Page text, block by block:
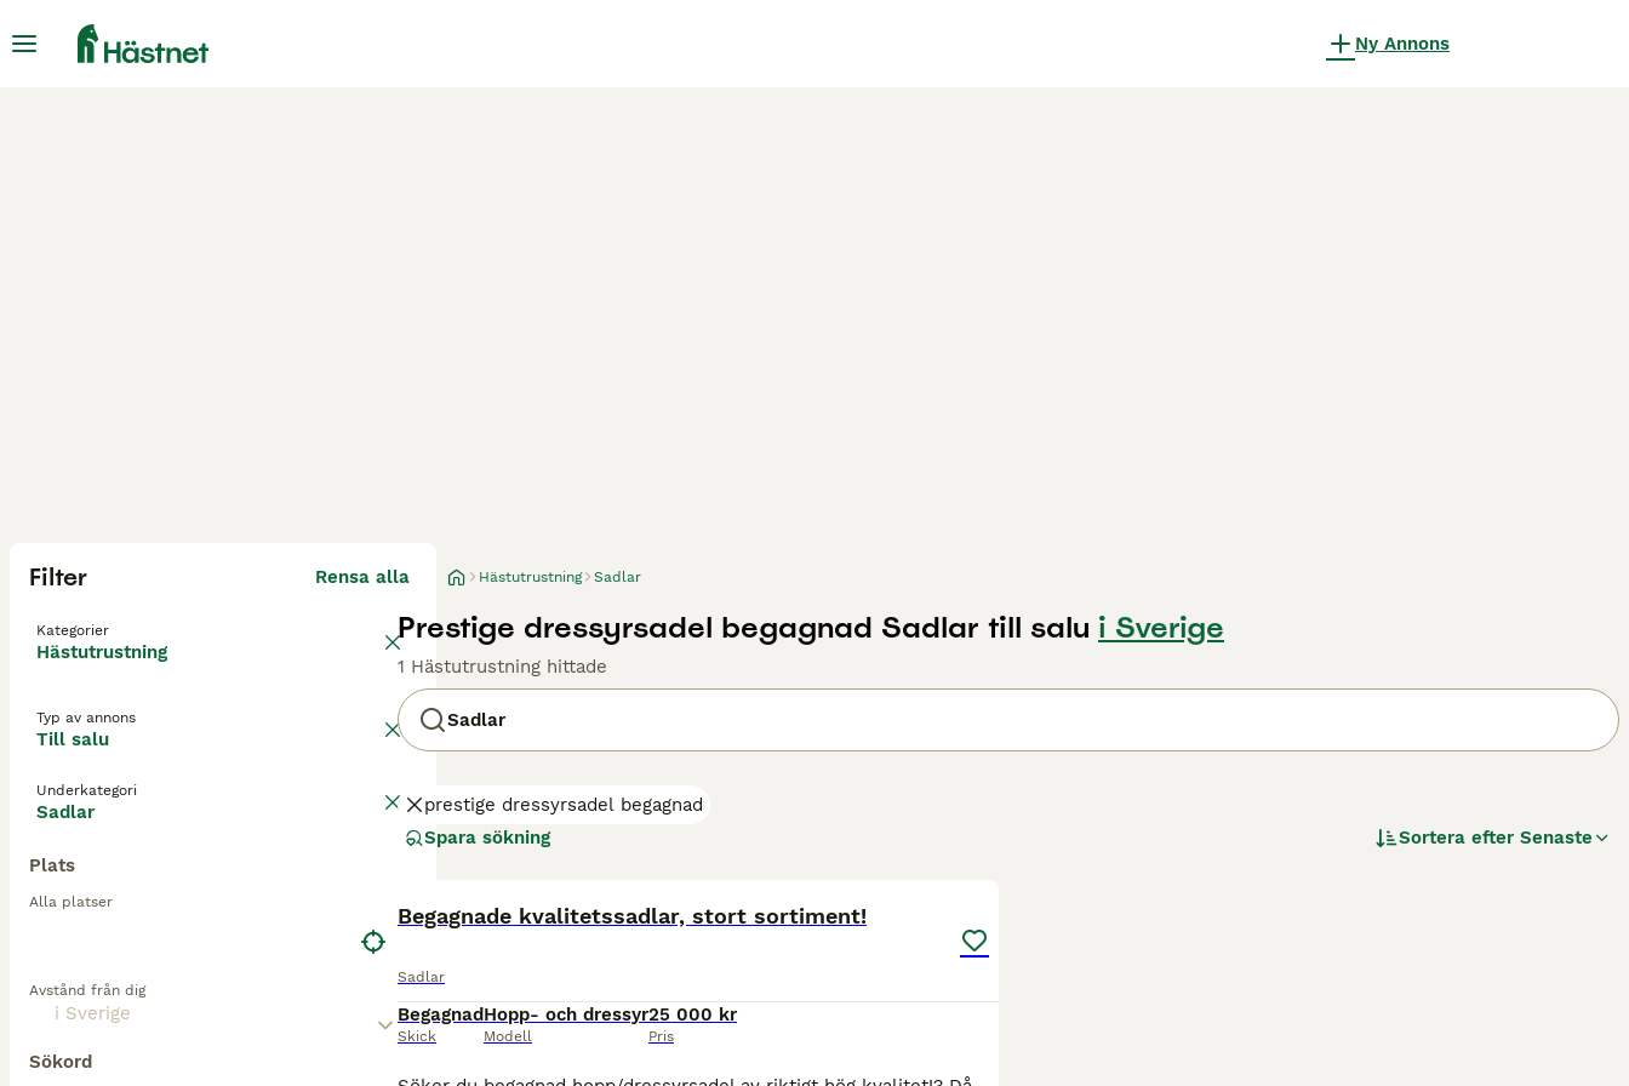
Ny Annons
Filter Rensa alla
Kategorier
Hästutrustning
Typ av annons
Till salu
Underkategori
Sadlar
Plats
Alla platser
Avstånd från dig
Sökord
Hästutrustning Sadlar
Prestige dressyrsadel begagnad Sadlar till salu i Sverige
1 Hästutrustning hittade
Sadlar
prestige dressyrsadel begagnad
Spara sökning
Sortera efter Senaste
Begagnade kvalitetssadlar, stort sortiment!
Sadlar
Begagnad
Skick
Hopp- och dressyr
Modell
25 000 kr
Pris